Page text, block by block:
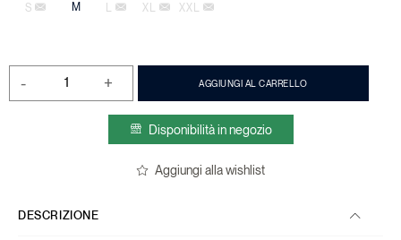
S M L XL XXL
- + AGGIUNGI AL CARRELLO
Disponibilità in negozio
Aggiungi alla wishlist
DESCRIZIONE